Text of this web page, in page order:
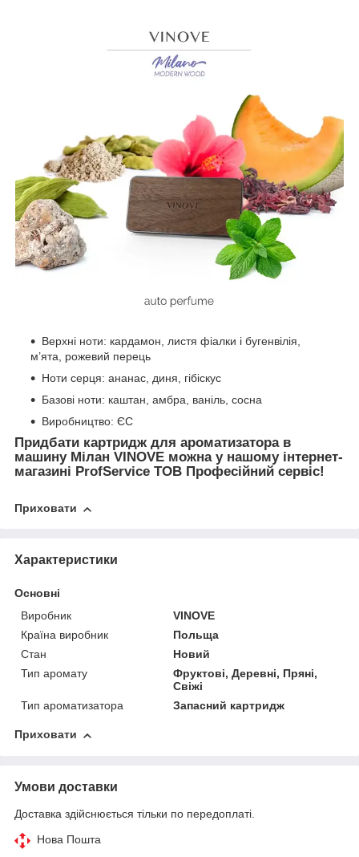
Верхні ноти: кардамон, листя фіалки і бугенвілія,
м’ята, рожевий перець
Ноти серця: ананас, диня, гібіскус
Базові ноти: каштан, амбра, ваніль, сосна
Виробництво: ЄС
Придбати картридж для ароматизатора в
машину Мілан VINOVE можна у нашому інтернет-
магазині ProfService ТОВ Професійний сервіс!
Приховати
Характеристики
Основні
Виробник
VINOVE
Країна виробник
Польща
Стан
Новий
Тип аромату
Фруктові, Деревні, Пряні,
Свіжі
Тип ароматизатора
Запасний картридж
Приховати
Умови доставки
Доставка здійснюється тільки по передоплаті.
Нова Пошта